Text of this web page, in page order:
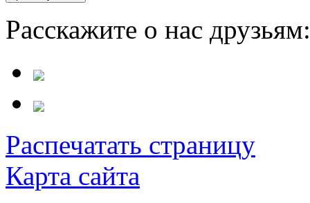
Расскажите о нас
Распечатать страницу
Карта сайта